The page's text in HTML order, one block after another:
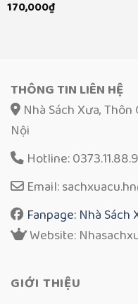
170,000₫
THÔNG TIN LIÊN HỆ
Nhà Sách Xưa,
Nội
Hotline:
Email:
Fanpage: Nhà Sách
Website:
GIỚI THIỆU